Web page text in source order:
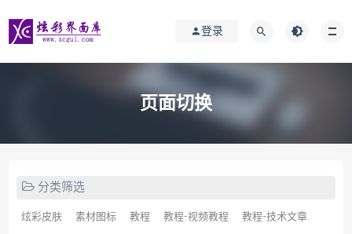
登录
页面切换
分类筛选
炫彩皮肤 素材图标 教程 教程-视频教程 教程-技术文章